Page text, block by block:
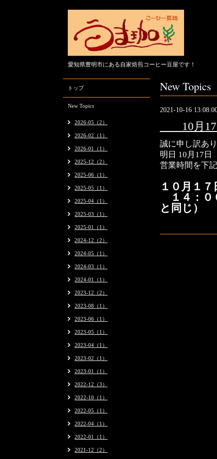
愛知県豊明市にある自家焙煎コーヒー豆屋です！
New Topics
2021-10-16
10月17
誠に申し訳あ
明日 10月17日
営業時間を下
１０月１
１４：０
と同じ）
トップ
New Topics
2026-05（2）
2026-02（1）
2026-01（1）
2025-12（2）
2025-06（1）
2025-05（1）
2025-04（1）
2025-03（1）
2025-01（1）
2024-12（2）
2024-05（1）
2024-03（1）
2024-01（1）
2023-12（2）
2023-08（1）
2023-06（1）
2023-05（1）
2023-04（1）
2023-02（1）
2023-01（1）
2022-12（3）
2022-10（1）
2022-05（1）
2022-04（1）
2022-01（1）
2021-12（2）